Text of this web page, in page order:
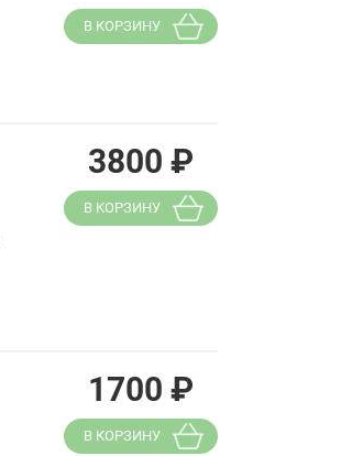
В КОРЗИНУ
3800 ₽
В КОРЗИНУ
1700 ₽
В КОРЗИНУ